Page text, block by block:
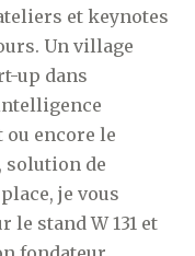
et keynotes
Un village
up dans
encore le
solution de
je vous
stand W 131 et